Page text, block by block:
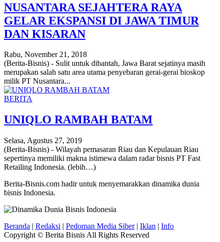
NUSANTARA SEJAHTERA RAYA
GELAR EKSPANSI DI JAWA TIMUR
DAN KISARAN
Rabu, November 21, 2018
(Berita-Bisnis) - Sulit untuk dibantah, Jawa Barat sejatinya masih
merupakan salah satu area utama penyebaran gerai-gerai bioskop
milik PT Nusantara...
BERITA
UNIQLO RAMBAH BATAM
Selasa, Agustus 27, 2019
(Berita-Bisnis) - Wilayah pemasaran Riau dan Kepulauan Riau
sepertinya memiliki makna istimewa dalam radar bisnis PT Fast
Retailing Indonesia. (lebih…)
Berita-Bisnis.com hadir untuk menyemarakkan dinamika dunia
bisnis Indonesia.
Beranda | Redaksi | Pedoman Media Siber| Iklan | Info
Copyright © Berita Bisnis All Rights Reserved